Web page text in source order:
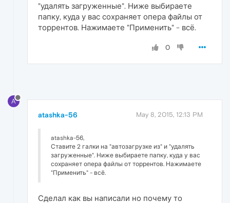
"удалять загруженные". Ниже выбираете
папку, куда у вас сохраняет опера файлы от
торрентов. Нажимаете "Применить" - всё.
0
A
atashka-56 May 8, 2015, 12:13 PM
atashka-56,
Ставите 2 галки на "автозагрузке из" и "удалять
загруженные". Ниже выбираете папку, куда у вас
сохраняет опера файлы от торрентов. Нажимаете
"Применить" - всё.
Сделал как вы написали но почему то